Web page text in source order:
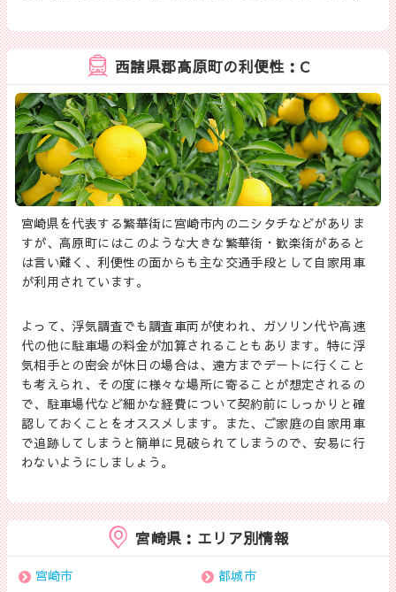
西諸県郡高原町の利便性：C
宮崎県を代表する繁華街に宮崎市内のニシタチなどがありま
すが、高原町にはこのような大きな繁華街・歓楽街があると
は言い難く、利便性の面からも主な交通手段として自家用車
が利用されています。
よって、浮気調査でも調査車両が使われ、ガソリン代や高速
代の他に駐車場の料金が加算されることもあります。特に浮
気相手との密会が休日の場合は、遠方までデートに行くこと
も考えられ、その度に様々な場所に寄ることが想定されるの
で、駐車場代など細かな経費について契約前にしっかりと確
認しておくことをオススメします。また、ご家庭の自家用車
で追跡してしまうと簡単に見破られてしまうので、安易に行
わないようにしましょう。
宮崎県：エリア別情報
宮崎市
都城市